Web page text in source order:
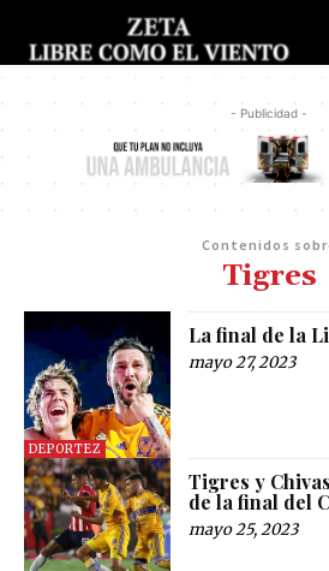
- Publicidad -
Contenidos
Tigres
DEPORTEZ
La final de la
mayo 27, 2023
Tigres y
de la final del
mayo 25, 2023